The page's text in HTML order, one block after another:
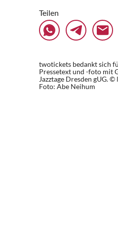
Teilen
twotickets bedankt sich
Pressetext und -foto mit
Jazztage Dresden gUG.
Foto: Abe Neihum